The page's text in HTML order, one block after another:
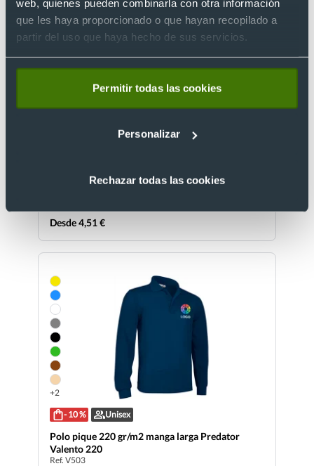
web, quienes pueden combinarla con otra información
que les haya proporcionado o que hayan recopilado a
partir del uso que haya hecho de sus servicios.
Permitir todas las cookies
Personalizar
Rechazar todas las cookies
- 20 % Unisex
Polo pique con bolsillo, 100% algodon Hawk
Desde 4,51 €
+2
- 10 % Unisex
Polo pique 220 gr/m2 manga larga Predator
Valento 220
Ref. V503